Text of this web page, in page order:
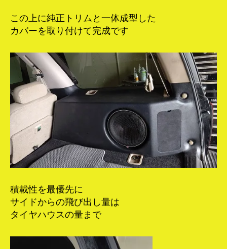
この上に純正トリムと一体成型した
カバーを取り付けて完成です
積載性を最優先に
サイドからの飛び出し量は
タイヤハウスの量まで